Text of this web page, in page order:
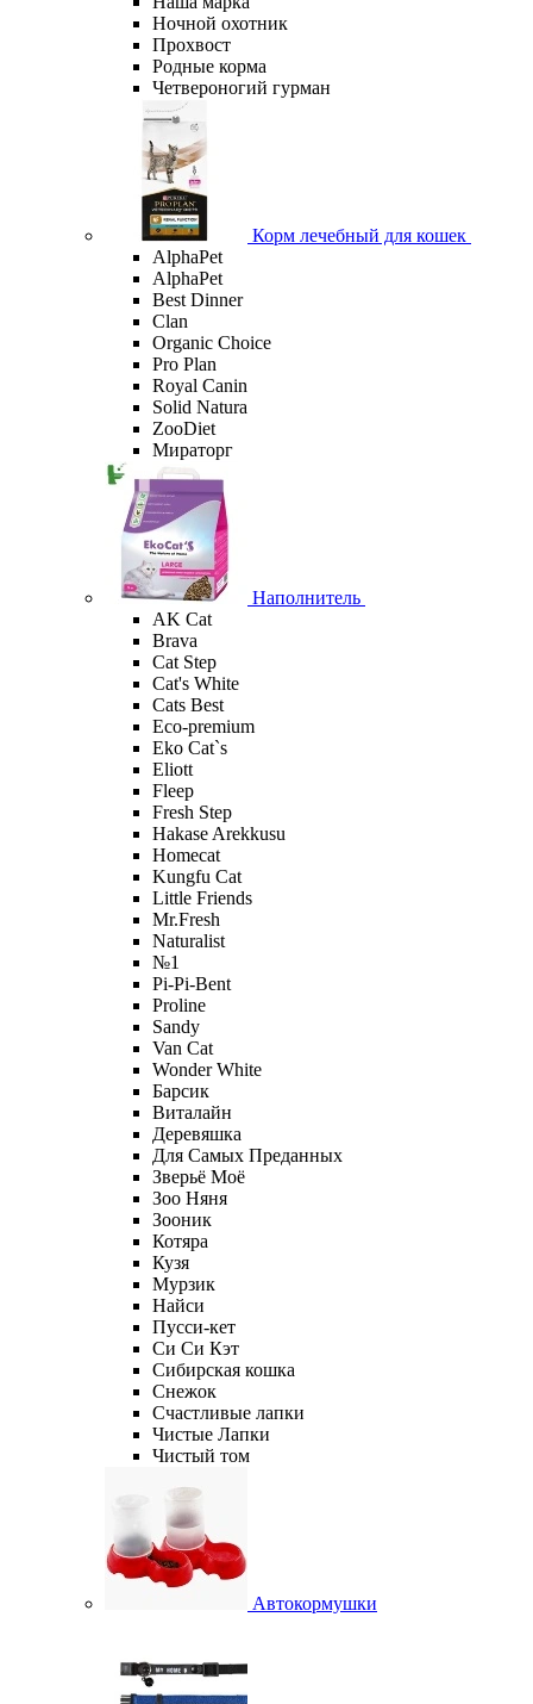
Ночной охотник
Прохвост
Родные корма
Четвероногий гурман
Корм лечебный для кошек
AlphaPet
AlphaPet
Best Dinner
Clan
Organic Сhoice
Pro Plan
Royal Canin
Solid Natura
ZooDiet
Мираторг
Наполнитель
AK Cat
Brava
Cat Step
Cat's White
Cats Best
Eco-premium
Eko Cat`s
Eliott
Fleep
Fresh Step
Hakase Arekkusu
Homecat
Kungfu Cat
Little Friends
Mr.Fresh
Naturalist
№1
Pi-Pi-Bent
Proline
Sandy
Van Cat
Wonder White
Барсик
Виталайн
Деревяшка
Для Самых Преданных
Зверьё Моё
Зоо Няня
Зооник
Котяра
Кузя
Мурзик
Найси
Пусси-кет
Си Си Кэт
Сибирская кошка
Снежок
Счастливые лапки
Чистые Лапки
Чистый том
Автокормушки